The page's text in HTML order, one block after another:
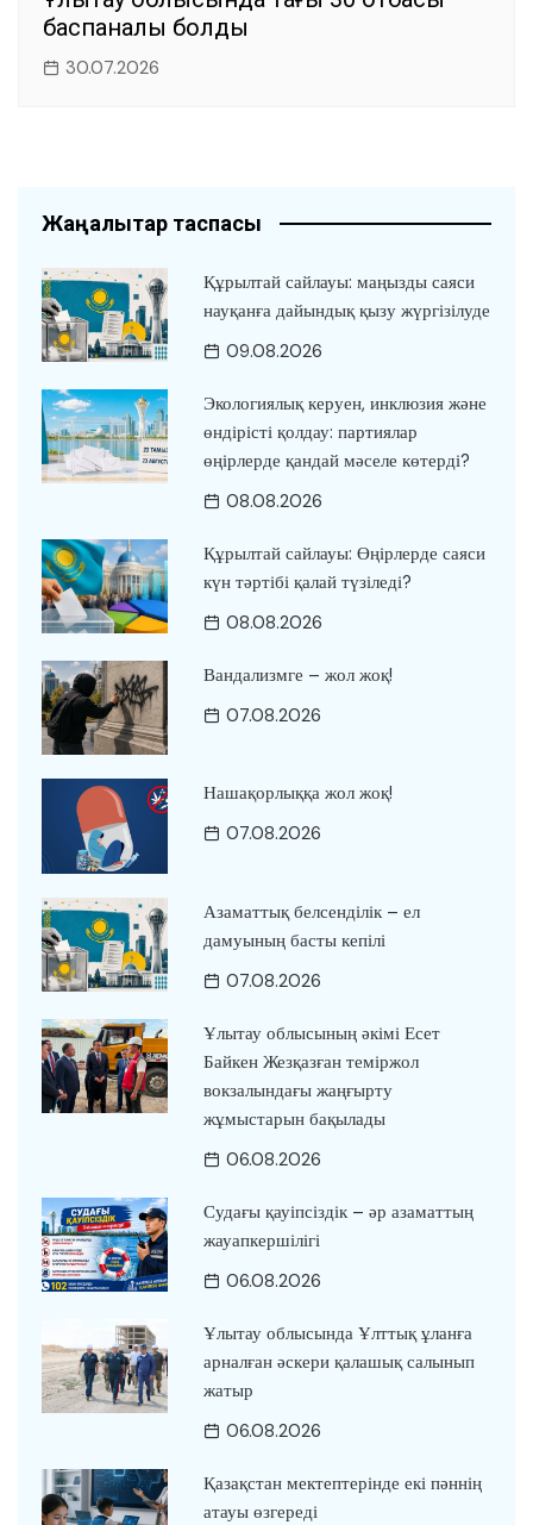
баспаналы болды
30.07.2026
Жаңалықтар таспасы
Құрылтай сайлауы: маңызды саяси
науқанға дайындық қызу жүргізілуде
09.08.2026
Экологиялық керуен, инклюзия және
өндірісті қолдау: партиялар
өңірлерде қандай мәселе көтерді?
08.08.2026
Құрылтай сайлауы: Өңірлерде саяси
күн тәртібі қалай түзіледі?
08.08.2026
Вандализмге – жол жоқ!
07.08.2026
Нашақорлыққа жол жоқ!
07.08.2026
Азаматтық белсенділік – ел
дамуының басты кепілі
07.08.2026
Ұлытау облысының әкімі Есет
Байкен Жезқазған теміржол
вокзалындағы жаңғырту
жұмыстарын бақылады
06.08.2026
Судағы қауіпсіздік – әр азаматтың
жауапкершілігі
06.08.2026
Ұлытау облысында Ұлттық ұланға
арналған әскери қалашық салынып
жатыр
06.08.2026
Қазақстан мектептерінде екі пәннің
атауы өзгереді